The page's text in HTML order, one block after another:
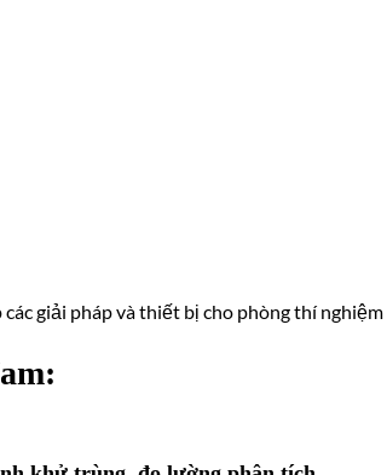
giải pháp và thiết bị cho phòng thí nghiệm